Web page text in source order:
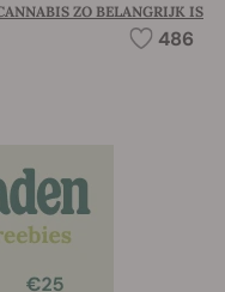
ZO BELANGRIJK IS
486